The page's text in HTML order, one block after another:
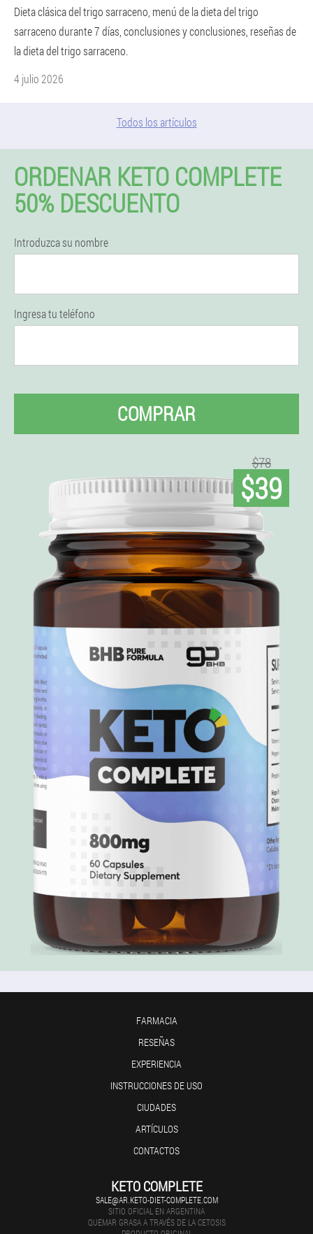
Dieta clásica del trigo sarraceno, menú de la dieta del trigo
sarraceno durante 7 días, conclusiones y conclusiones, reseñas de
la dieta del trigo sarraceno.
4 julio 2026
Todos los artículos
ORDENAR KETO COMPLETE
50% DESCUENTO
Introduzca su nombre
Ingresa tu teléfono
COMPRAR
$78
$39
FARMACIA
RESEÑAS
EXPERIENCIA
INSTRUCCIONES DE USO
CIUDADES
ARTÍCULOS
CONTACTOS
KETO COMPLETE
SALE@AR.KETO-DIET-COMPLETE.COM
SITIO OFICIAL EN ARGENTINA
QUEMAR GRASA A TRAVÉS DE LA CETOSIS